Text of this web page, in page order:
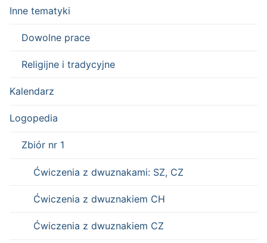
Inne tematyki
Dowolne prace
Religijne i tradycyjne
Kalendarz
Logopedia
Zbiór nr 1
Ćwiczenia z dwuznakami: SZ, CZ
Ćwiczenia z dwuznakiem CH
Ćwiczenia z dwuznakiem CZ